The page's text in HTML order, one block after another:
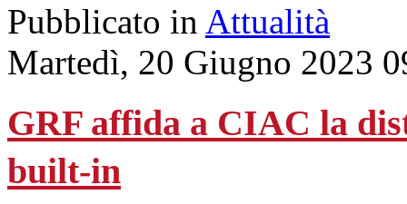
Pubblicato in Attualità
Martedì, 20 Giugno 2023
GRF affida a CIAC la
built-in